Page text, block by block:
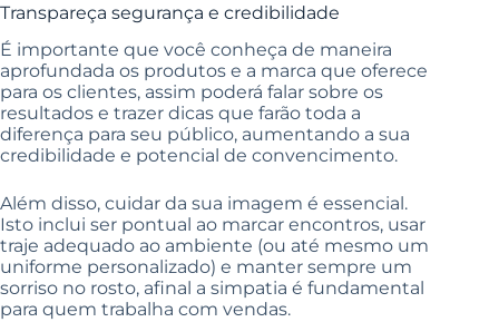
Transpareça segurança e credibilidade
É importante que você conheça de maneira
aprofundada os produtos e a marca que oferece
para os clientes, assim poderá falar sobre os
resultados e trazer dicas que farão toda a
diferença para seu público, aumentando a sua
credibilidade e potencial de convencimento.
Além disso, cuidar da sua imagem é essencial.
Isto inclui ser pontual ao marcar encontros, usar
traje adequado ao ambiente (ou até mesmo um
uniforme personalizado) e manter sempre um
sorriso no rosto, afinal a simpatia é fundamental
para quem trabalha com vendas.